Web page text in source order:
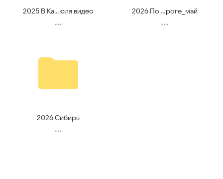
2025 В Ка...юля видео 2026 По ...роге_май
2026 Сибирь